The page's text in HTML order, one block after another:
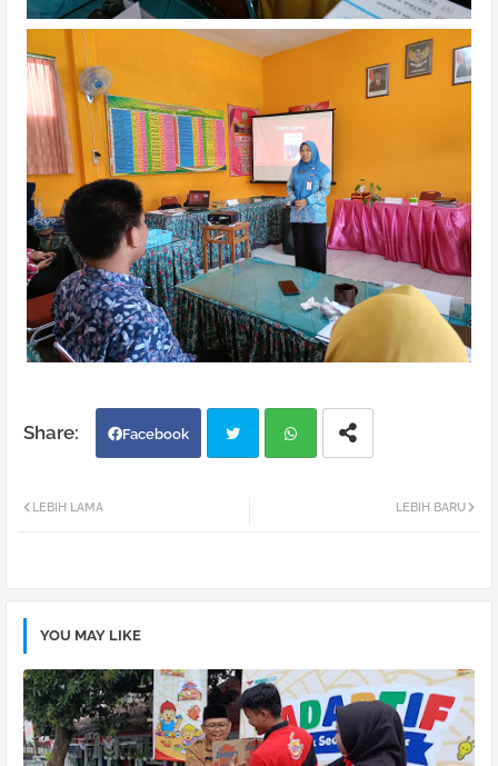
Facebook
LEBIH BARU
LEBIH LAMA
YOU MAY LIKE